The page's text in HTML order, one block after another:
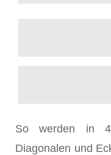
So werden in
Diagonalen und